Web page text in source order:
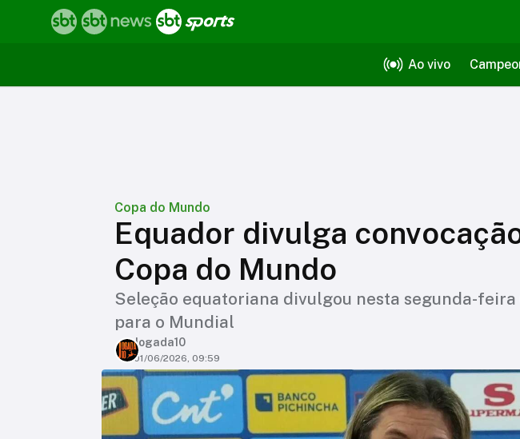
Ao vivo
Copa do Mundo
Equador divulga
Copa do Mundo
Seleção equatoriana divulgou nesta segunda-feira
para o Mundial
Jogada10
01/06/2026, 09:59